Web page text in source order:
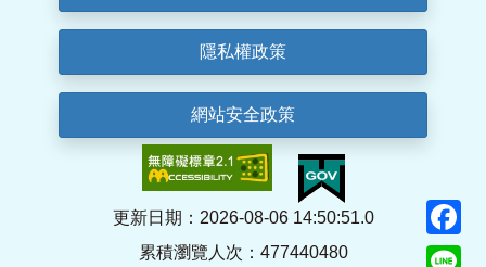
隱私權政策
網站安全政策
更新日期：2026-08-06 14:50:51.0
累積瀏覽人次：477440480